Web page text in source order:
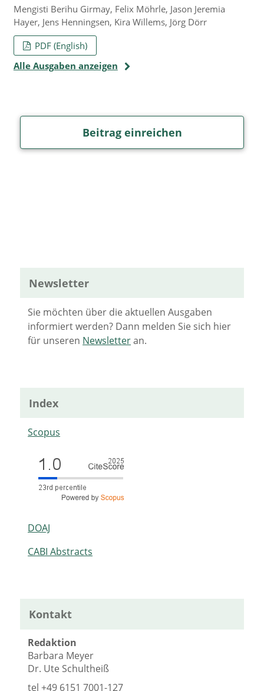
Mengisti Berihu Girmay, Felix Möhrle, Jason Jeremia
Hayer, Jens Henningsen, Kira Willems, Jörg Dörr
PDF (English)
Alle Ausgaben anzeigen
Beitrag einreichen
Newsletter
Sie möchten über die aktuellen Ausgaben
informiert werden? Dann melden Sie sich hier
für unseren Newsletteran.
Index
Scopus
DOAJ
CABI Abstracts
Kontakt
Redaktion
Barbara Meyer
Dr. Ute Schultheiß
tel+49 6151 7001-127